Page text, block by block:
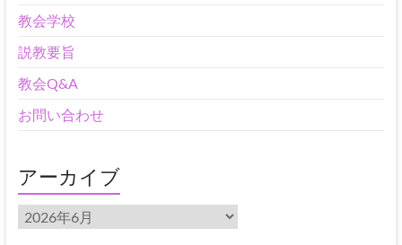
教会学校
説教要旨
教会Q&A
お問い合わせ
アーカイブ
ア
ー